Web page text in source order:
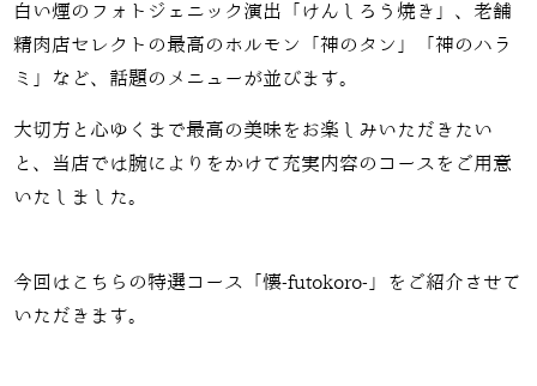
白い煙のフォトジェニック演出「けんしろう焼き」、老舗
精肉店セレクトの最高のホルモン「神のタン」「神のハラ
ミ」など、話題のメニューが並びます。
大切方と心ゆくまで最高の美味をお楽しみいただきたい
と、当店では腕によりをかけて充実内容のコースをご用意
いたしました。
今回はこちらの特選コース「懐-futokoro-」をご紹介させて
いただきます。